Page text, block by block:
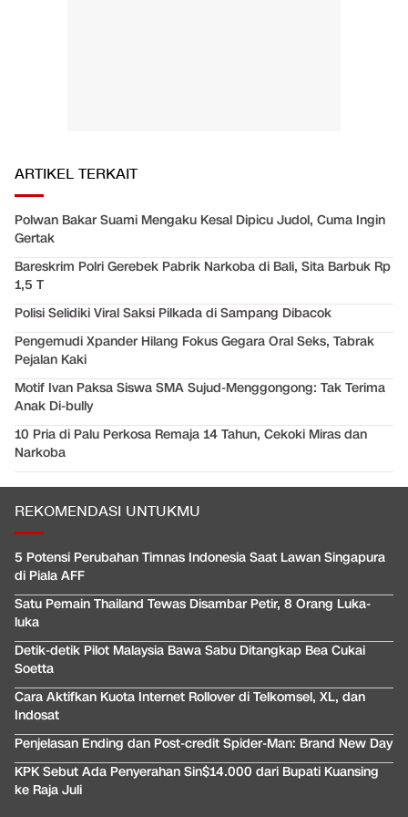
ARTIKEL TERKAIT
Polwan Bakar Suami Mengaku Kesal Dipicu Judol, Cuma Ingin
Gertak
Bareskrim Polri Gerebek Pabrik Narkoba di Bali, Sita Barbuk Rp
1,5 T
Polisi Selidiki Viral Saksi Pilkada di Sampang Dibacok
Pengemudi Xpander Hilang Fokus Gegara Oral Seks, Tabrak
Pejalan Kaki
Motif Ivan Paksa Siswa SMA Sujud-Menggongong: Tak Terima
Anak Di-bully
10 Pria di Palu Perkosa Remaja 14 Tahun, Cekoki Miras dan
Narkoba
REKOMENDASI UNTUKMU
5 Potensi Perubahan Timnas Indonesia Saat Lawan Singapura
di Piala AFF
Satu Pemain Thailand Tewas Disambar Petir, 8 Orang Luka-
luka
Detik-detik Pilot Malaysia Bawa Sabu Ditangkap Bea Cukai
Soetta
Cara Aktifkan Kuota Internet Rollover di Telkomsel, XL, dan
Indosat
Penjelasan Ending dan Post-credit Spider-Man: Brand New Day
KPK Sebut Ada Penyerahan Sin$14.000 dari Bupati Kuansing
ke Raja Juli